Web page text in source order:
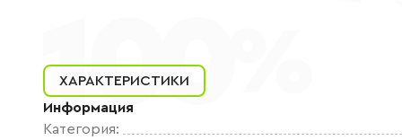
ХАРАКТЕРИСТИКИ
Информация
Категория: